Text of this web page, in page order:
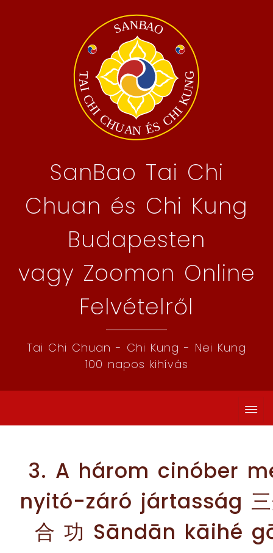
SanBao Tai Chi
Chuan és Chi Kung
Budapesten
vagy Zoomon Online
Felvételről
Tai Chi Chuan - Chi Kung - Nei Kung
100 napos kihívás
3. A három cinóber
nyitó-záró jártasság 三
合 功 Sāndān kāihé